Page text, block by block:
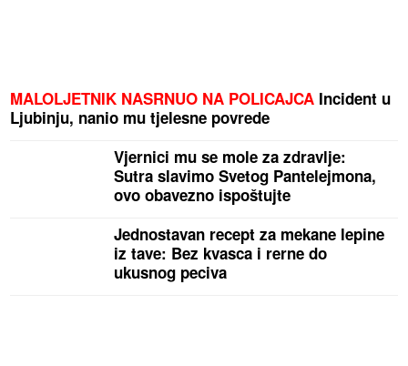
MALOLJETNIK NASRNUO NA POLICAJCA Incident u
Ljubinju, nanio mu tjelesne povrede
Vjernici mu se mole za zdravlje:
Sutra slavimo Svetog Pantelejmona,
ovo obavezno ispoštujte
Jednostavan recept za mekane lepine
iz tave: Bez kvasca i rerne do
ukusnog peciva